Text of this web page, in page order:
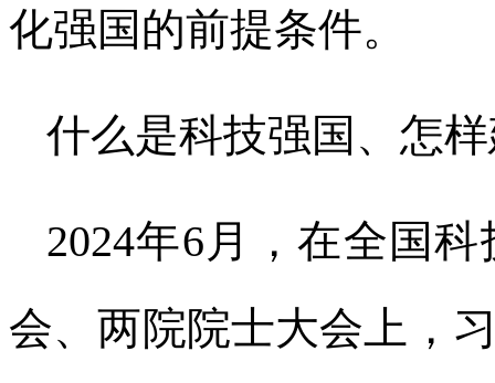
化强国的前提条件。
什么是科技强国、怎
2024年6月，在全国
会、两院院士大会上，